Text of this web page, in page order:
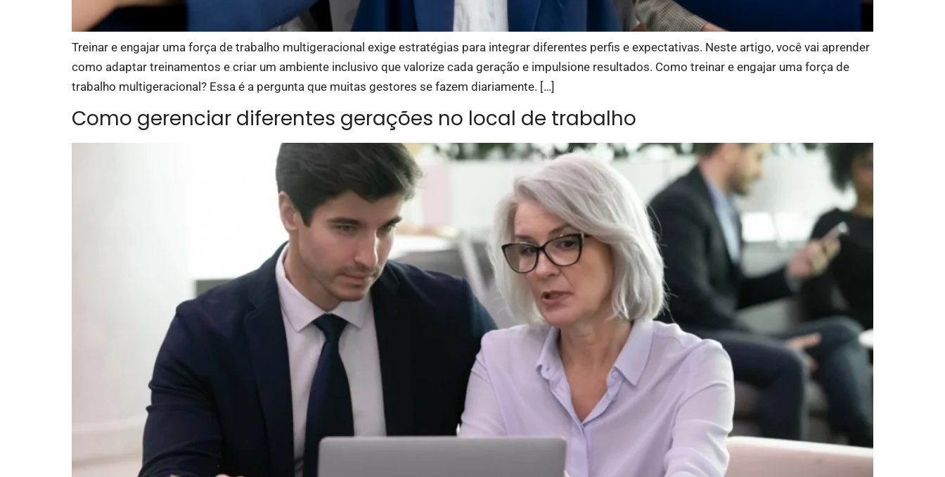
Treinar e engajar uma força de trabalho multigeracional exige estratégias para integrar diferentes perfis e expectativas. Neste artigo, você vai aprender
como adaptar treinamentos e criar um ambiente inclusivo que valorize cada geração e impulsione resultados. Como treinar e engajar uma força de
trabalho multigeracional? Essa é a pergunta que muitas gestores se fazem diariamente. […]
Como gerenciar diferentes gerações no local de trabalho